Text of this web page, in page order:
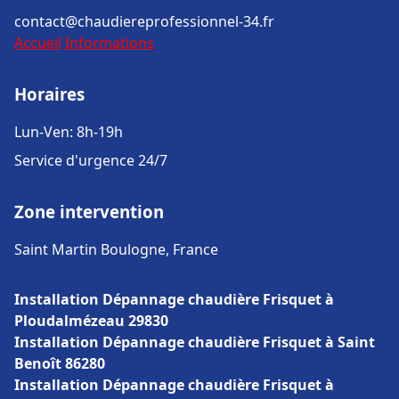
contact@chaudiereprofessionnel-34.fr
Accueil Informations
Horaires
Lun-Ven: 8h-19h
Service d'urgence 24/7
Zone intervention
Saint Martin Boulogne, France
Installation Dépannage chaudière Frisquet à
Ploudalmézeau 29830
Installation Dépannage chaudière Frisquet à Saint
Benoît 86280
Installation Dépannage chaudière Frisquet à